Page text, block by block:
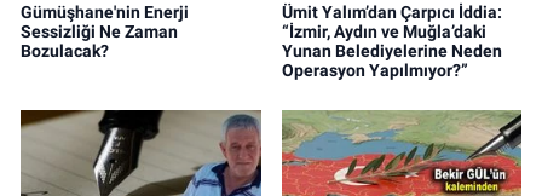
Gümüşhane'nin Enerji
Sessizliği Ne Zaman
Bozulacak?
Ümit Yalım’dan Çarpıcı İddia:
“İzmir, Aydın ve Muğla’daki
Yunan Belediyelerine Neden
Operasyon Yapılmıyor?”